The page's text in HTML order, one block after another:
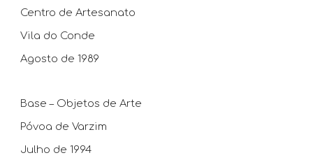
Centro de Artesanato
Vila do Conde
Agosto de 1989
Base – Objetos de Arte
Póvoa de Varzim
Julho de 1994